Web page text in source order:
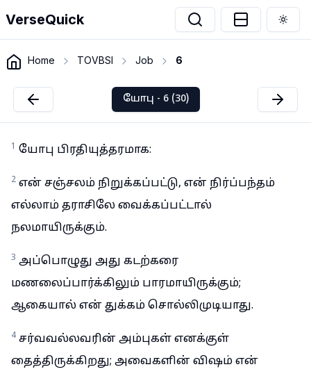
VerseQuick
Home TOVBSI Job 6
யோபு - 6 (30)
1 யோபு பிரதியுத்தரமாக:
2 என் சஞ்சலம் நிறுக்கப்பட்டு, என் நிர்ப்பந்தம்
எல்லாம் தராசிலே வைக்கப்பட்டால்
நலமாயிருக்கும்.
3 அப்பொழுது அது கடற்கரை
மணலைப்பார்க்கிலும் பாரமாயிருக்கும்;
ஆகையால் என் துக்கம் சொல்லிமுடியாது.
4 சர்வவல்லவரின் அம்புகள் எனக்குள்
தைத்திருக்கிறது; அவைகளின் விஷம் என்